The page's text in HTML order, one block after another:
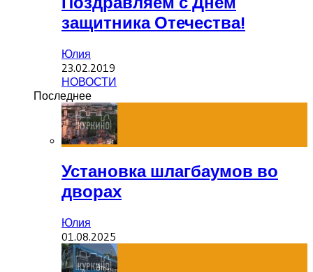
защитника Отечества!
Юлия
23.02.2019
НОВОСТИ
Последнее
Установка шлагбаумов во
дворах
Юлия
01.08.2025